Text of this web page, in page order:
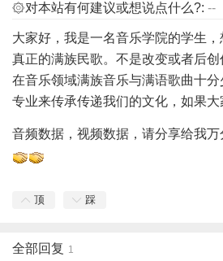
۞对本站有何建议或想说点什么?: --
大家好，我是一名音乐学院的学生
真正的满族民歌。不是改变或者后
在音乐领域满族音乐与满语歌曲十
专业来传承传递我们的文化，如果
音频数据，视频数据，请分享给我万
顶 踩
全部回复 1